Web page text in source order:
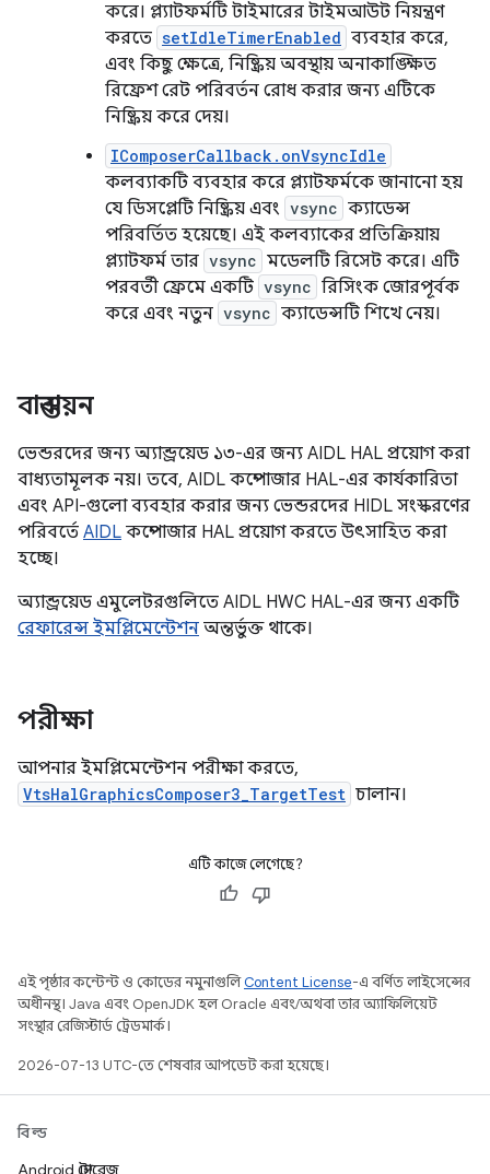
করে। প্ল্যাটফর্মটি টাইমারের টাইমআউট নিয়ন্ত্রণ
করতে setIdleTimerEnabled ব্যবহার করে,
এবং কিছু ক্ষেত্রে, নিষ্ক্রিয় অবস্থায় অনাকাঙ্ক্ষিত
রিফ্রেশ রেট পরিবর্তন রোধ করার জন্য এটিকে
নিষ্ক্রিয় করে দেয়।
IComposerCallback.onVsyncIdle
কলব্যাকটি ব্যবহার করে প্ল্যাটফর্মকে জানানো হয়
যে ডিসপ্লেটি নিষ্ক্রিয় এবং vsync ক্যাডেন্স
পরিবর্তিত হয়েছে। এই কলব্যাকের প্রতিক্রিয়ায়
প্ল্যাটফর্ম তার vsync মডেলটি রিসেট করে। এটি
পরবর্তী ফ্রেমে একটি vsync রিসিংক জোরপূর্বক
করে এবং নতুন vsync ক্যাডেন্সটি শিখে নেয়।
বাস্তবায়ন
ভেন্ডরদের জন্য অ্যান্ড্রয়েড ১৩-এর জন্য AIDL HAL প্রয়োগ করা
বাধ্যতামূলক নয়। তবে, AIDL কম্পোজার HAL-এর কার্যকারিতা
এবং API-গুলো ব্যবহার করার জন্য ভেন্ডরদের HIDL সংস্করণের
পরিবর্তে AIDL কম্পোজার HAL প্রয়োগ করতে উৎসাহিত করা
হচ্ছে।
অ্যান্ড্রয়েড এমুলেটরগুলিতে AIDL HWC HAL-এর জন্য একটি
রেফারেন্স ইমপ্লিমেন্টেশন অন্তর্ভুক্ত থাকে।
পরীক্ষা
আপনার ইমপ্লিমেন্টেশন পরীক্ষা করতে,
VtsHalGraphicsComposer3_TargetTest চালান।
এটি কাজে লেগেছে?
এই পৃষ্ঠার কন্টেন্ট ও কোডের নমুনাগুলিContent License-এ বর্ণিত লাইসেন্সের
অধীনস্থ। Java এবং OpenJDK হল Oracle এবং/অথবা তার অ্যাফিলিয়েট
সংস্থার রেজিস্টার্ড ট্রেডমার্ক।
2026-07-13 UTC-তে শেষবার আপডেট করা হয়েছে।
বিল্ড
Android স্টোরেজ